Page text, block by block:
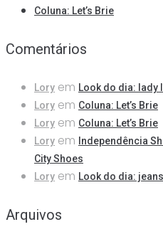
Coluna: Let’s Brie
Comentários
Lory em Look do dia: lady
Lory em Coluna: Let’s Brie
Lory em Coluna: Let’s Brie
Lory em
Independência
City Shoes
Lory em Look do dia:
Arquivos